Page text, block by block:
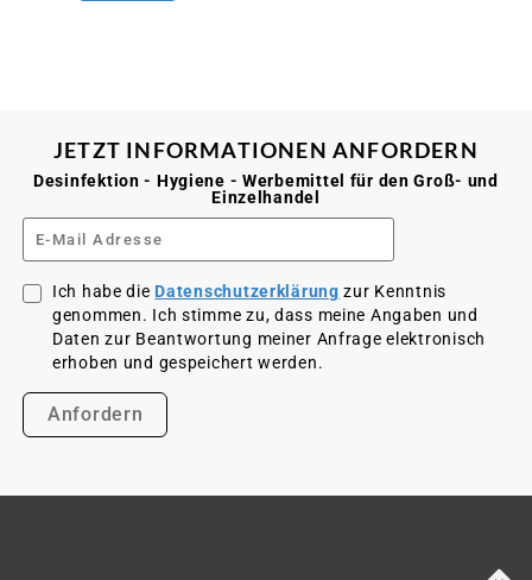
JETZT INFORMATIONEN ANFORDERN
Desinfektion - Hygiene - Werbemittel für den Groß- und
Einzelhandel
Ich habe die Datenschutzerklärung zur Kenntnis
genommen. Ich stimme zu, dass meine Angaben und
Daten zur Beantwortung meiner Anfrage elektronisch
erhoben und gespeichert werden.